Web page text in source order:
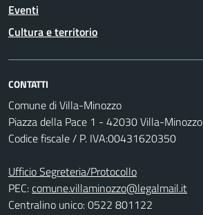
Eventi
Cultura e territorio
CONTATTI
Comune di Villa-Minozzo
Piazza della Pace 1 - 42030 Villa-Minozzo
Codice fiscale / P. IVA:00431620350
Ufficio Segreteria/Protocollo
PEC:comune.villaminozzo@legalmail.it
Centralino unico: 0522 801122